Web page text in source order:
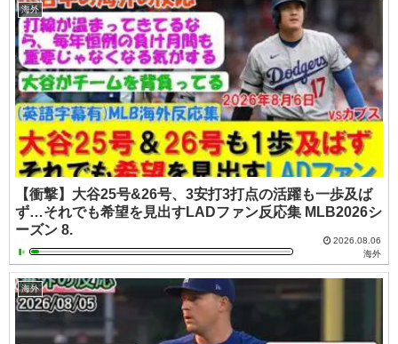
海外
【衝撃】大谷25号&26号、3安打3打点の活躍も一歩及ば
ず…それでも希望を見出すLADファン反応集 MLB2026シ
ーズン 8.
2026.08.06
海外
海外